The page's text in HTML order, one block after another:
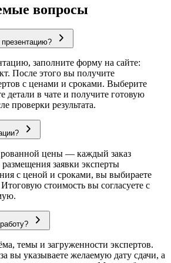
вопросы
заполните форму на сайте:
После этого вы получите
с ценами и сроками. Выберите
детали в чате и получите готовую
проверки результата.
цены — каждый заказ
заявки эксперты
с ценой и сроками, вы выбираете
стоимость вы согласуете с
темы и загруженности экспертов.
вы указываете желаемую дату сдачи, а